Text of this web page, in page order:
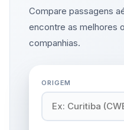
Compare passagens
encontre as melhores
companhias.
ORIGEM